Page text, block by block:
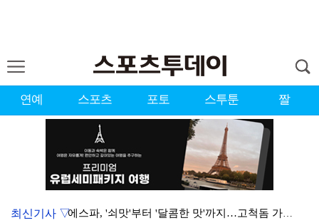
연예 스포츠 포토 스투툰 짤
에스파, '쇠맛'부터 '달콤한 맛'까지…고척돔 가득 채…
최신기사 ▽